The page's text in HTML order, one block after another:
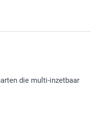
mee.
die multi-inzetbaar